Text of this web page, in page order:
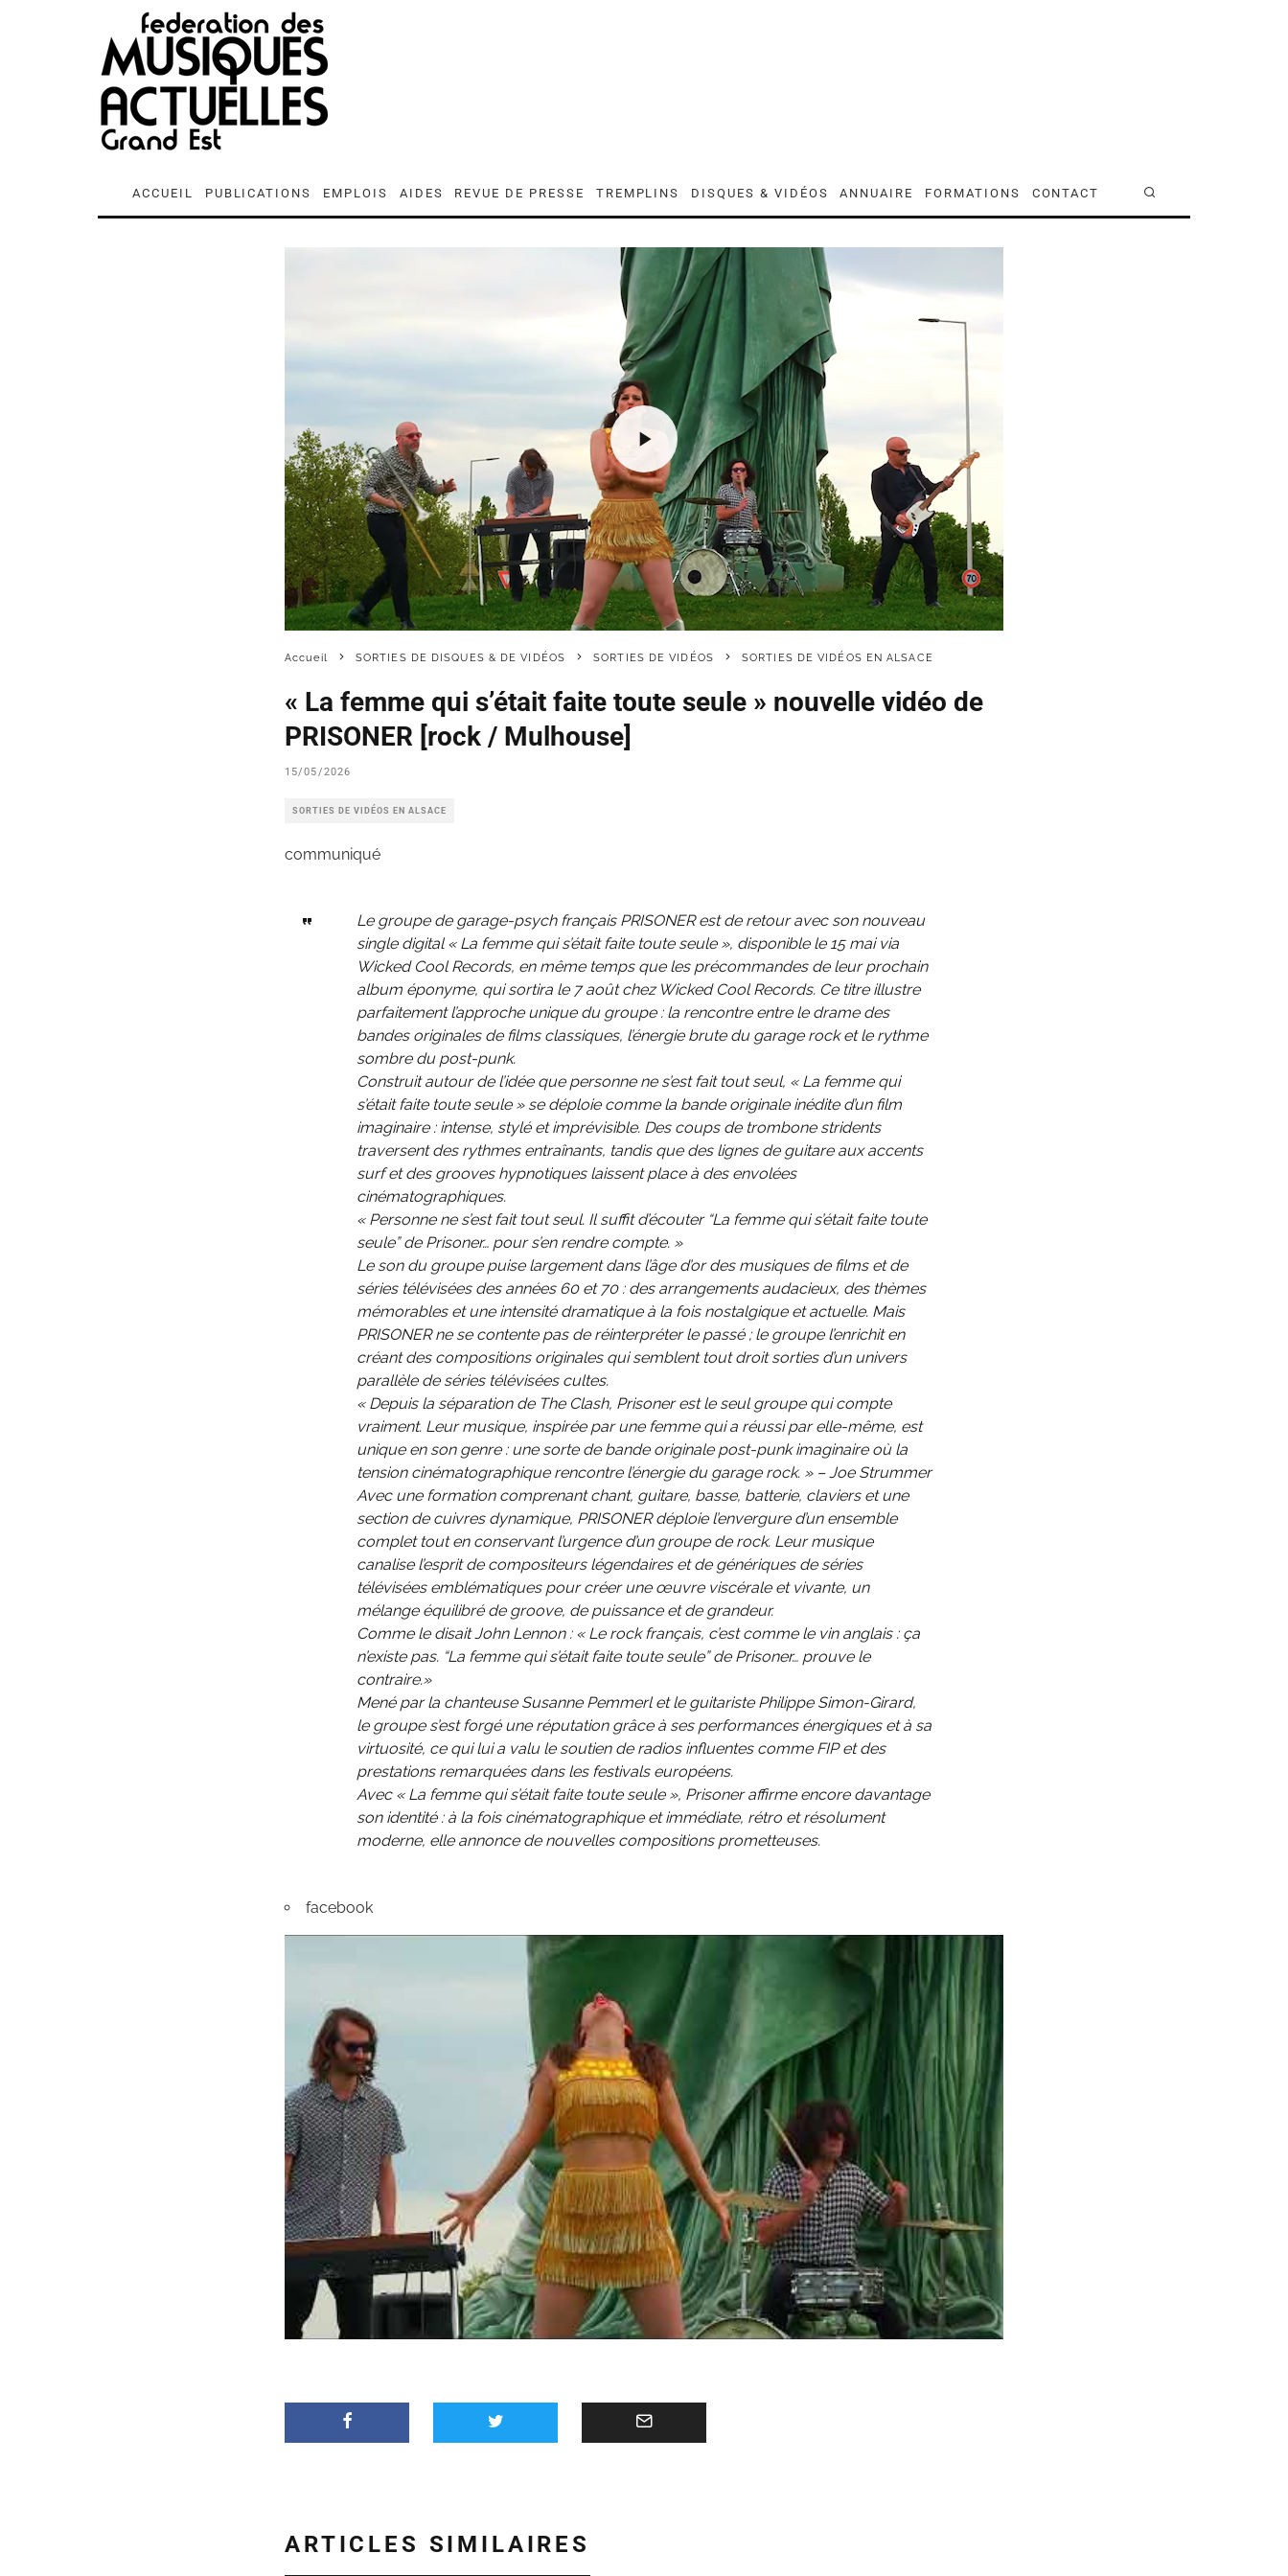
ACCUEIL PUBLICATIONS EMPLOIS AIDES REVUE DE PRESSE TREMPLINS DISQUES & VIDÉOS ANNUAIRE FORMATIONS CONTACT
Accueil SORTIES DE DISQUES & DE VIDÉOS SORTIES DE VIDÉOS SORTIES DE VIDÉOS EN ALSACE
« La femme qui s’était faite toute seule » nouvelle vidéo de
PRISONER [rock / Mulhouse]
15/05/2026
SORTIES DE VIDÉOS EN ALSACE
communiqué
Le groupe de garage-psych français PRISONER est de retour avec son nouveau
single digital « La femme qui s’était faite toute seule », disponible le 15 mai via
Wicked Cool Records, en même temps que les précommandes de leur prochain
album éponyme, qui sortira le 7 août chez Wicked Cool Records. Ce titre illustre
parfaitement l’approche unique du groupe : la rencontre entre le drame des
bandes originales de films classiques, l’énergie brute du garage rock et le rythme
sombre du post-punk.
Construit autour de l’idée que personne ne s’est fait tout seul, « La femme qui
s’était faite toute seule » se déploie comme la bande originale inédite d’un film
imaginaire : intense, stylé et imprévisible. Des coups de trombone stridents
traversent des rythmes entraînants, tandis que des lignes de guitare aux accents
surf et des grooves hypnotiques laissent place à des envolées
cinématographiques.
« Personne ne s’est fait tout seul. Il suffit d’écouter “La femme qui s’était faite toute
seule” de Prisoner… pour s’en rendre compte. »
Le son du groupe puise largement dans l’âge d’or des musiques de films et de
séries télévisées des années 60 et 70 : des arrangements audacieux, des thèmes
mémorables et une intensité dramatique à la fois nostalgique et actuelle. Mais
PRISONER ne se contente pas de réinterpréter le passé ; le groupe l’enrichit en
créant des compositions originales qui semblent tout droit sorties d’un univers
parallèle de séries télévisées cultes.
« Depuis la séparation de The Clash, Prisoner est le seul groupe qui compte
vraiment. Leur musique, inspirée par une femme qui a réussi par elle-même, est
unique en son genre : une sorte de bande originale post-punk imaginaire où la
tension cinématographique rencontre l’énergie du garage rock. » – Joe Strummer
Avec une formation comprenant chant, guitare, basse, batterie, claviers et une
section de cuivres dynamique, PRISONER déploie l’envergure d’un ensemble
complet tout en conservant l’urgence d’un groupe de rock. Leur musique
canalise l’esprit de compositeurs légendaires et de génériques de séries
télévisées emblématiques pour créer une œuvre viscérale et vivante, un
mélange équilibré de groove, de puissance et de grandeur.
Comme le disait John Lennon : « Le rock français, c’est comme le vin anglais : ça
n’existe pas. “La femme qui s’était faite toute seule” de Prisoner… prouve le
contraire.»
Mené par la chanteuse Susanne Pemmerl et le guitariste Philippe Simon-Girard,
le groupe s’est forgé une réputation grâce à ses performances énergiques et à sa
virtuosité, ce qui lui a valu le soutien de radios influentes comme FIP et des
prestations remarquées dans les festivals européens.
Avec « La femme qui s’était faite toute seule », Prisoner affirme encore davantage
son identité : à la fois cinématographique et immédiate, rétro et résolument
moderne, elle annonce de nouvelles compositions prometteuses.
facebook
ARTICLES SIMILAIRES